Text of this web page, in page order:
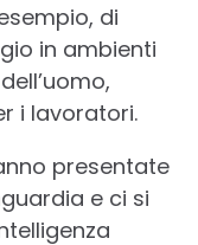
di
in ambienti
i lavoratori.
presentate
e ci si